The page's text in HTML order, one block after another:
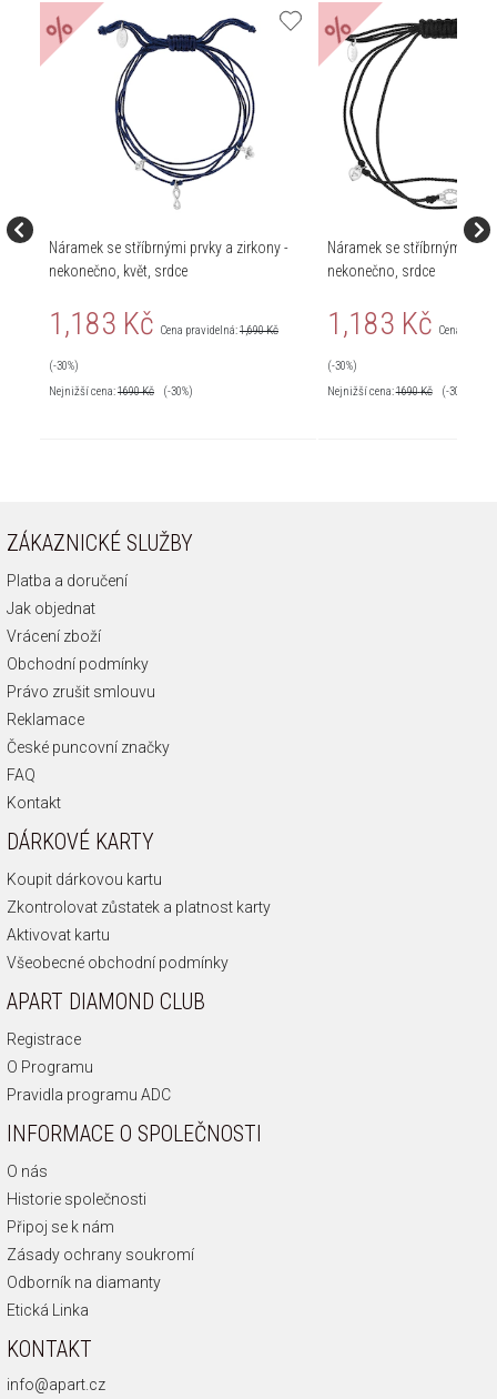
%
Náramek se stříbrnými prvky a zirkony -
nekonečno, květ, srdce
1,183 Kč Cena pravidelná:1,690 Kč
(-30%)
Nejnižší cena:1690Kč (-30%)
%
Náramek se stříbrnými
nekonečno, srdce
1,183 Kč Cena
(-30%)
Nejnižší cena:1690Kč (-30%)
ZÁKAZNICKÉ SLUŽBY
Platba a doručení
Jak objednat
Vrácení zboží
Obchodní podmínky
Právo zrušit smlouvu
Reklamace
České puncovní značky
FAQ
Kontakt
DÁRKOVÉ KARTY
Koupit dárkovou kartu
Zkontrolovat zůstatek a platnost karty
Aktivovat kartu
Všeobecné obchodní podmínky
APART DIAMOND CLUB
Registrace
O Programu
Pravidla programu ADC
INFORMACE O SPOLEČNOSTI
O nás
Historie společnosti
Připoj se k nám
Zásady ochrany soukromí
Odborník na diamanty
Etická Linka
KONTAKT
info@apart.cz